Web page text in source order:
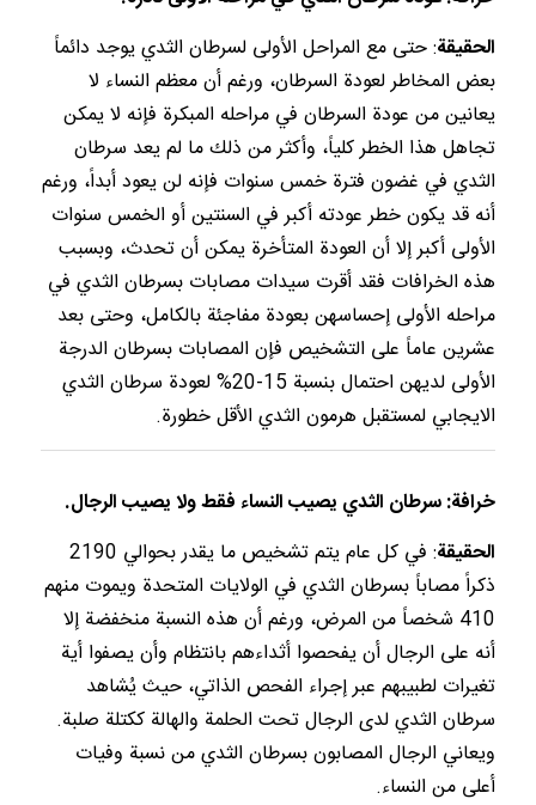
الحقيقة: حتى مع المراحل الأولى لسرطان الثدي يوجد دائماً
بعض المخاطر لعودة السرطان، ورغم أن معظم النساء لا
يعانين من عودة السرطان في مراحله المبكرة فإنه لا يمكن
تجاهل هذا الخطر كلياً، وأكثر من ذلك ما لم يعد سرطان
الثدي في غضون فترة خمس سنوات فإنه لن يعود أبداً، ورغم
أنه قد يكون خطر عودته أكبر في السنتين أو الخمس سنوات
الأولى أكبر إلا أن العودة المتأخرة يمكن أن تحدث، وبسبب
هذه الخرافات فقد أقرت سيدات مصابات بسرطان الثدي في
مراحله الأولى إحساسهن بعودة مفاجئة بالكامل، وحتى بعد
عشرين عاماً على التشخيص فإن المصابات بسرطان الدرجة
الأولى لديهن احتمال بنسبة 15-20% لعودة سرطان الثدي
الايجابي لمستقبل هرمون الثدي الأقل خطورة.
خرافة: سرطان الثدي يصيب النساء فقط ولا يصيب الرجال.
الحقيقة
: في كل عام يتم تشخيص ما يقدر بحوالي 2190
ذكراً مصاباً بسرطان الثدي في الولايات المتحدة ويموت منهم
410 شخصاً من المرض، ورغم أن هذه النسبة منخفضة إلا
أنه على الرجال أن يفحصوا أثداءهم بانتظام وأن يصفوا أية
تغيرات لطبيبهم عبر إجراء الفحص الذاتي، حيث يُشاهد
سرطان الثدي لدى الرجال تحت الحلمة والهالة ككتلة صلبة.
ويعاني الرجال المصابون بسرطان الثدي من نسبة وفيات
أعلى من النساء.